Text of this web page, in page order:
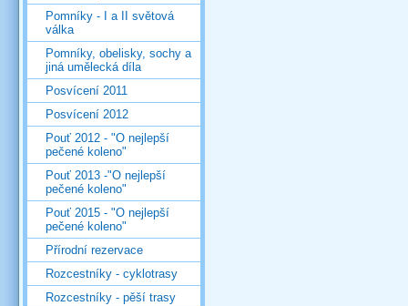
Pomníky - I a II světová
válka
Pomníky, obelisky, sochy a
jiná umělecká díla
Posvícení 2011
Posvícení 2012
Pouť 2012 - "O nejlepší
pečené koleno"
Pouť 2013 -"O nejlepší
pečené koleno"
Pouť 2015 - "O nejlepší
pečené koleno"
Přírodní rezervace
Rozcestníky - cyklotrasy
Rozcestníky - pěší trasy